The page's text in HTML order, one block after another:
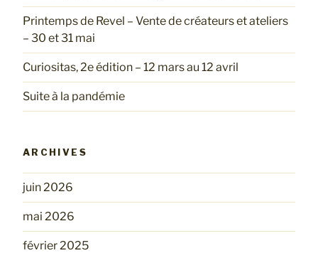
Printemps de Revel – Vente de créateurs et ateliers
– 30 et 31 mai
Curiositas, 2e édition – 12 mars au 12 avril
Suite à la pandémie
ARCHIVES
juin 2026
mai 2026
février 2025